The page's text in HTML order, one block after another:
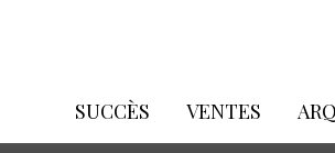
SUCCÈS VENTES